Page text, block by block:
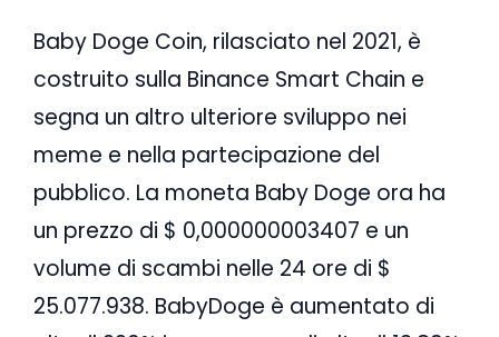
Baby Doge Coin, rilasciato nel 2021, è
costruito sulla Binance Smart Chain e
segna un altro ulteriore sviluppo nei
meme e nella partecipazione del
pubblico. La moneta Baby Doge ora ha
un prezzo di $ 0,000000003407 e un
volume di scambi nelle 24 ore di $
25.077.938. BabyDoge è aumentato di